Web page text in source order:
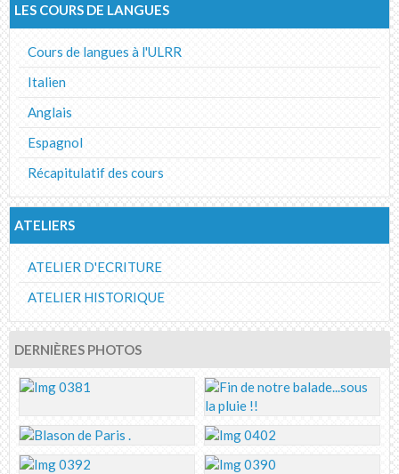
LES COURS DE LANGUES
Cours de langues à l'ULRR
Italien
Anglais
Espagnol
Récapitulatif des cours
ATELIERS
ATELIER D'ECRITURE
ATELIER HISTORIQUE
DERNIÈRES PHOTOS